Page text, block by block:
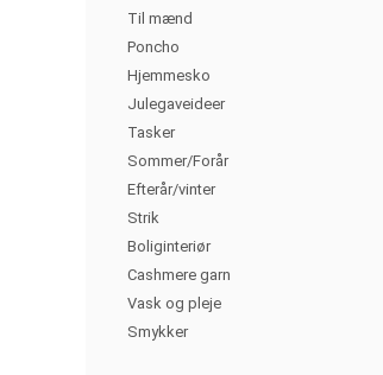
Til mænd
Poncho
Hjemmesko
Julegaveideer
Tasker
Sommer/Forår
Efterår/vinter
Strik
Boliginteriør
Cashmere garn
Vask og pleje
Smykker